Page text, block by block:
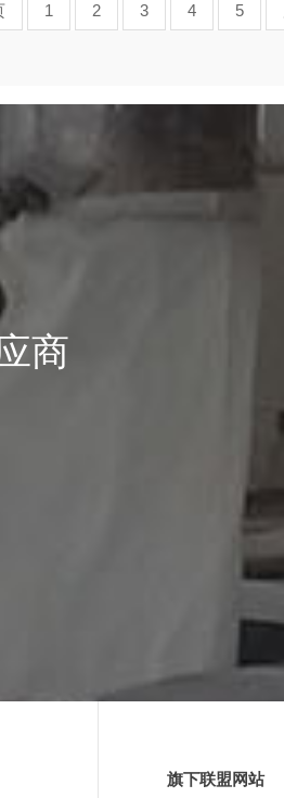
1 2 3 4 5
商
旗下联盟网站